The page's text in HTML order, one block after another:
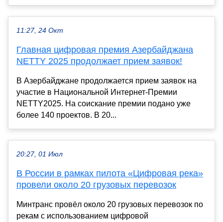
11:27, 24 Окт
Главная цифровая премия Азербайджана
NETTY 2025 продолжает прием заявок!
В Азербайджане продолжается прием заявок на
участие в Национальной Интернет-Премии
NETTY2025. На соискание премии подано уже
более 140 проектов. В 20...
20:27, 01 Июл
В России в рамках пилота «Цифровая река»
провели около 20 грузовых перевозок
Минтранс провёл около 20 грузовых перевозок по
рекам с использованием цифровой